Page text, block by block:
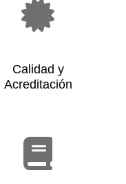
Calidad y
Acreditación